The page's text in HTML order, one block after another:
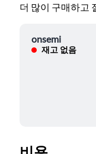
더 많이 구매하고
onsemi
재고 없음